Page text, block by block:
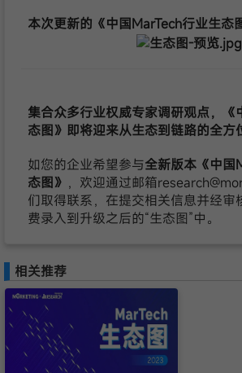
本次更新的《中国MarTech行业生态
集合众多行业权威专家调研观点，《
态图》即将迎来从生态到链路的全方
如您的企业希望参与全新版本《中国
态图》 ，欢迎通过邮箱
们取得联系，在提交相关信息并经审
费录入到升级之后的“生态图”中。
相关推荐